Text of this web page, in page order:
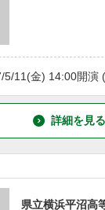
5/11 (金) 14:00開演 (
詳細を見る
県立横浜平沼高